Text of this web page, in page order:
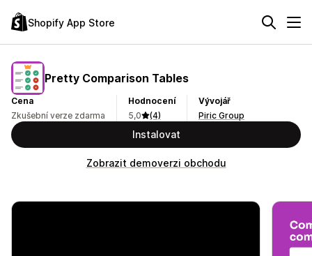
Shopify App Store
Pretty Comparison Tables
Cena
Zkušební verze zdarma
Hodnocení
5,0
(4)
Vývojář
Piric Group
Instalovat
Zobrazit demoverzi obchodu